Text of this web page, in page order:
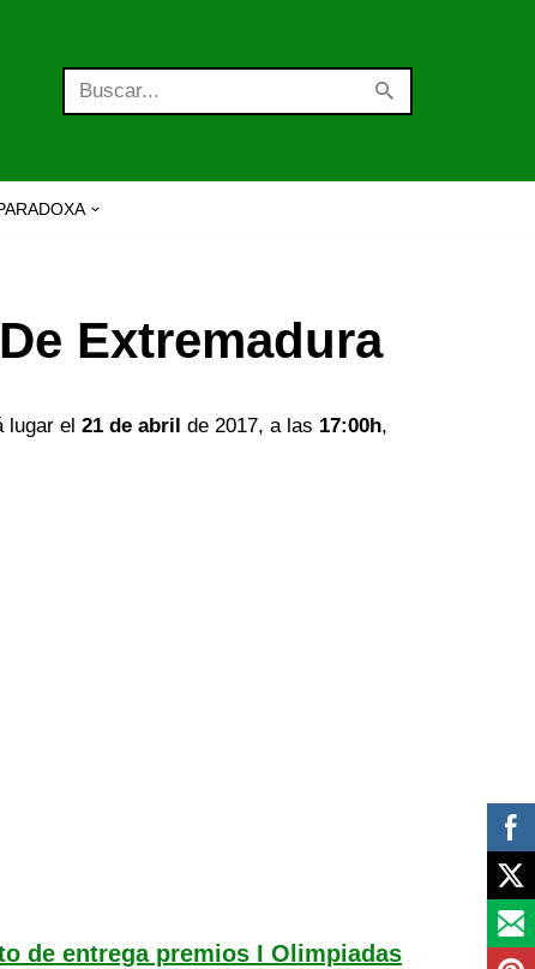
Extremadura
lugar el 21 de abril de 2017, a las 17:00h,
de entrega premios I Olimpiadas